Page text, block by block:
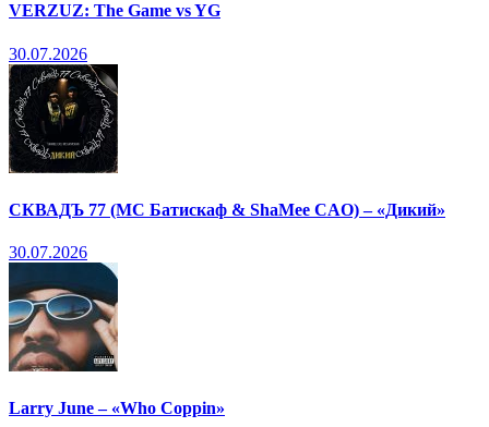
VERZUZ: The Game vs YG
30.07.2026
СКВАДЪ 77 (МС Батискаф & ShaMee CAO) – «Дикий»
30.07.2026
Larry June – «Who Coppin»